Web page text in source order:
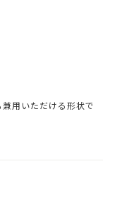
用いただける形状で